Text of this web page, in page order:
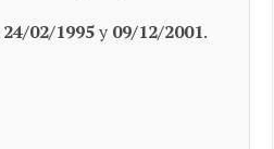
24/02/1995y 09/12/2001.